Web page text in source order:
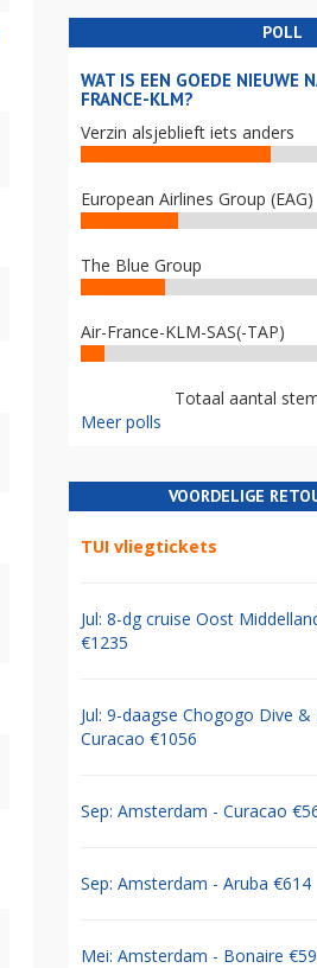
POLL
WAT IS EEN GOEDE NIEUWE
FRANCE-KLM?
Verzin alsjeblieft iets anders
European Airlines Group (EAG)
The Blue Group
Air-France-KLM-SAS(-TAP)
Totaal aantal
Meer polls
VOORDELIGE
TUI vliegtickets
Jul: 8-dg cruise Oost
€1235
Jul: 9-daagse Chogogo Dive &
Curacao €1056
Sep: Amsterdam - Curacao
Sep: Amsterdam - Aruba €614
Mei: Amsterdam - Bonaire